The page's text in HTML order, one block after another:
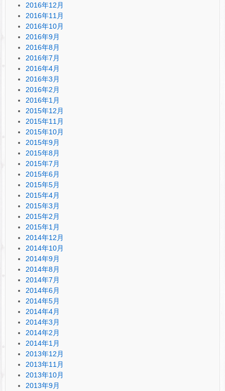
2016年12月
2016年11月
2016年10月
2016年9月
2016年8月
2016年7月
2016年4月
2016年3月
2016年2月
2016年1月
2015年12月
2015年11月
2015年10月
2015年9月
2015年8月
2015年7月
2015年6月
2015年5月
2015年4月
2015年3月
2015年2月
2015年1月
2014年12月
2014年10月
2014年9月
2014年8月
2014年7月
2014年6月
2014年5月
2014年4月
2014年3月
2014年2月
2014年1月
2013年12月
2013年11月
2013年10月
2013年9月